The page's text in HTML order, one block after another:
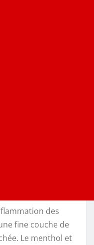
des
fine couche de
Le menthol et